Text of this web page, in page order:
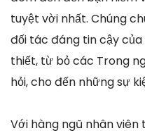
tuyệt vời nhất. Chúng
đối tác đáng tin cậy
thiết, từ bỏ các Trong
hỏi, cho đến những sự
Với hàng ngũ nhân